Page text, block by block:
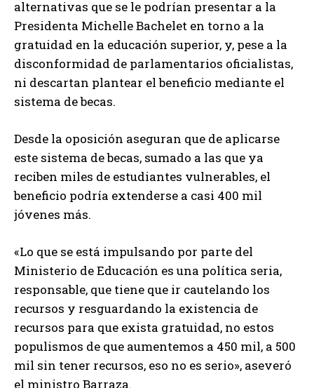
alternativas que se le podrían presentar a la
Presidenta Michelle Bachelet en torno a la
gratuidad en la educación superior, y, pese a la
disconformidad de parlamentarios oficialistas,
ni descartan plantear el beneficio mediante el
sistema de becas.
Desde la oposición aseguran que de aplicarse
este sistema de becas, sumado a las que ya
reciben miles de estudiantes vulnerables, el
beneficio podría extenderse a casi 400 mil
jóvenes más.
«Lo que se está impulsando por parte del
Ministerio de Educación es una política seria,
responsable, que tiene que ir cautelando los
recursos y resguardando la existencia de
recursos para que exista gratuidad, no estos
populismos de que aumentemos a 450 mil, a 500
mil sin tener recursos, eso no es serio», aseveró
el ministro Barraza.